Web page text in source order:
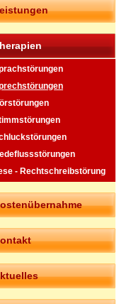
- Rechtschreibstörung